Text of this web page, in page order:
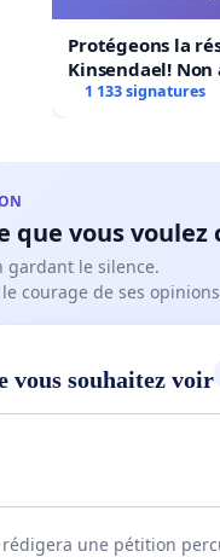
Protégeons la
Kinsendael! Non
Centre sportif Le
1 133 signatures
que vous voulez
gardant le silence.
courage de ses
vous souhaitez voir
rédigera une pétition